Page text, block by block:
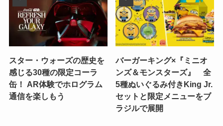
スター・ウォーズの歴史を
感じる30種の限定コーラ
缶！ AR体験でホログラム
通信を楽しもう
バーガーキング×『ミニオ
ンズ＆モンスターズ』 全
5種ぬいぐるみ付きKing Jr.
セットと限定メニューをブ
ラジルで展開